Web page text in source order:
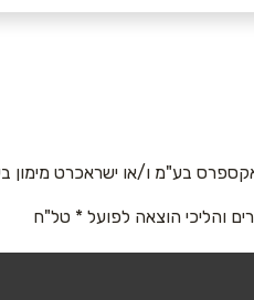
בע"מ ו/או ישראכרט מימון
והליכי הוצאה לפועל * טל"ח